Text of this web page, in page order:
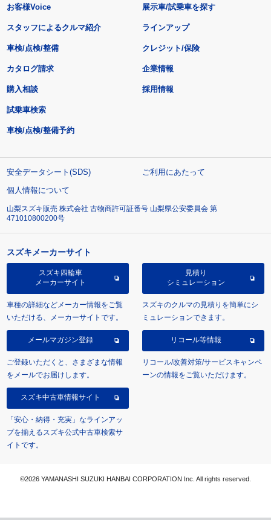
お客様Voice
スタッフによるクルマ紹介
展示車/試乗車を探す
ラインアップ
車検/点検/整備 クレジット/保険
カタログ請求
購入相談
試乗車検索
車検/点検/整備予約
企業情報
採用情報
安全データシート(SDS)
ご利用にあたって
個人情報について
山梨スズキ販売 株式会社 古物商許可証番号 山梨県公安委員会 第
471010800200号
スズキメーカーサイト
スズキ四輪車
メーカーサイト
車種の詳細などメーカー情報をご覧
いただける、メーカーサイトです。
見積り
シミュレーション
スズキのクルマの見積りを簡単にシ
ミュレーションできます。
メールマガジン登録
ご登録いただくと、さまざまな情報
をメールでお届けします。
リコール等情報
リコール/改善対策/サービスキャンペ
ーンの情報をご覧いただけます。
スズキ中古車情報サイト
「安心・納得・充実」なラインアッ
プを揃えるスズキ公式中古車検索サ
イトです。
©2026 YAMANASHI SUZUKI HANBAI CORPORATION Inc. All rights reserved.